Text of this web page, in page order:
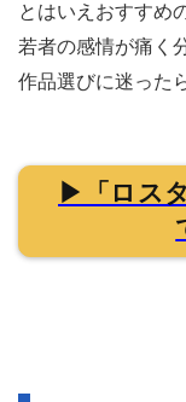
とはいえおすすめ
若者の感情が痛く
作品選びに迷った
▶「ロス